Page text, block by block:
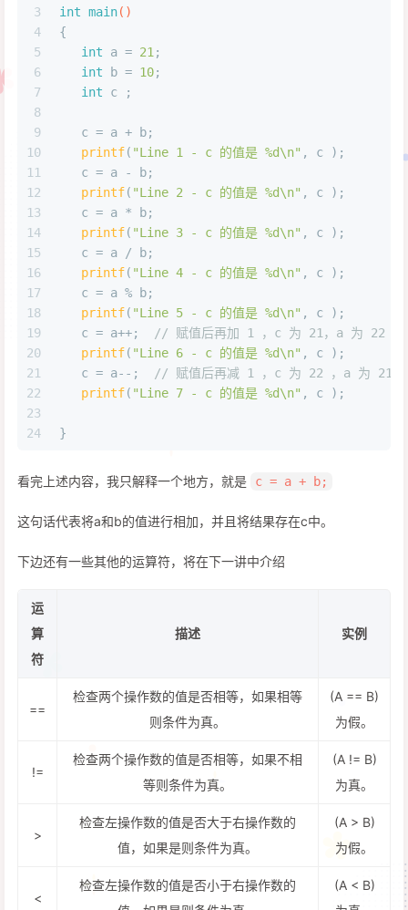
3
4
5
6
7
8
9
10
11
12
13
14
15
16
17
18
19
20
21
22
23
24
int main()
{
int a = 21 ;
int b = 10;
int c ;
   c = a + b;
printf( "Line 1 - c 的值是 %d\n" , c );
   c = a - b;
printf( "Line 2 - c 的值是 %d\n" , c );
   c = a * b;
printf( "Line 3 - c 的值是 %d\n" , c );
   c = a / b;
printf( "Line 4 - c 的值是 %d\n" , c );
   c = a % b;
printf( "Line 5 - c 的值是 %d\n" , c );
   c = a++;
// 赋值后再加 1 ，c 为 21，a 为 22
printf( "Line 6 - c 的值是 %d\n" , c );
   c = a--;
// 赋值后再减 1 ，c 为 22 ，a 为 21
printf( "Line 7 - c 的值是 %d\n" , c );
}
看完上述内容，我只解释一个地方，就是 c = a + b;
这句话代表将a和b的值进行相加，并且将结果存在c中。
下边还有一些其他的运算符，将在下一讲中介绍
运
算
符
描述 实例
==
检查两个操作数的值是否相等，如果相等
则条件为真。
(A == B)
为假。
!=
检查两个操作数的值是否相等，如果不相
等则条件为真。
(A != B)
为真。
>
检查左操作数的值是否大于右操作数的
值，如果是则条件为真。
(A > B)
为假。
<
检查左操作数的值是否小于右操作数的
(A < B)